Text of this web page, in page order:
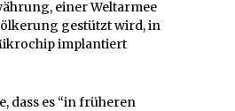
einer Weltarmee
gestützt wird, in
implantiert
dass es “in früheren